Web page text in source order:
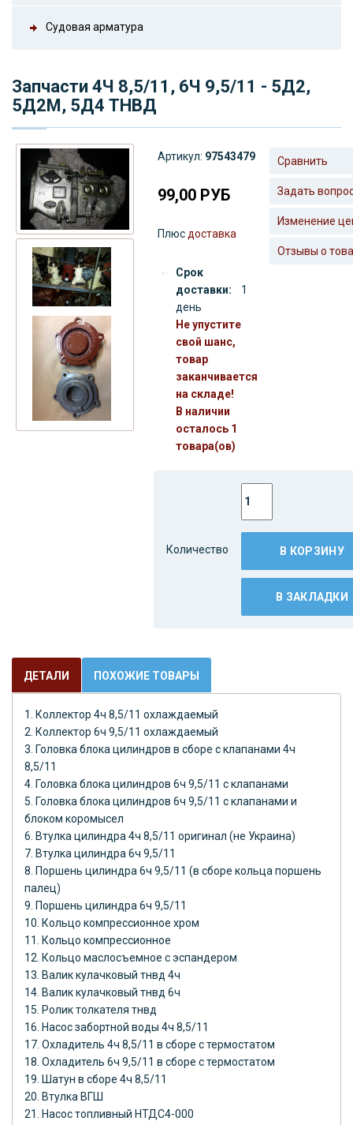
Судовая арматура
Запчасти 4Ч 8,5/11, 6Ч 9,5/11 - 5Д2,
5Д2М, 5Д4 ТНВД
Артикул: 97543479
99,00 РУБ
Плюс доставка
Срок
доставки:
1
день
Не упустите
свой шанс,
товар
заканчивается
на складе!
В наличии
осталось 1
товара(ов)
Сравнить
Задать
Изменение
Отзывы о
Количество В КОРЗИНУ
В ЗАКЛАДКИ
ДЕТАЛИ ПОХОЖИЕ ТОВАРЫ
1. Коллектор 4ч 8,5/11 охлаждаемый
2. Коллектор 6ч 9,5/11 охлаждаемый
3. Головка блока цилиндров в сборе с клапанами 4ч
8,5/11
4. Головка блока цилиндров 6ч 9,5/11 с клапанами
5. Головка блока цилиндров 6ч 9,5/11 с клапанами и
блоком коромысел
6. Втулка цилиндра 4ч 8,5/11 оригинал (не Украина)
7. Втулка цилиндра 6ч 9,5/11
8. Поршень цилиндра 6ч 9,5/11 (в сборе кольца поршень
палец)
9. Поршень цилиндра 6ч 9,5/11
10. Кольцо компрессионное хром
11. Кольцо компрессионное
12. Кольцо маслосъемное с эспандером
13. Валик кулачковый тнвд 4ч
14. Валик кулачковый тнвд 6ч
15. Ролик толкателя тнвд
16. Насос забортной воды 4ч 8,5/11
17. Охладитель 4ч 8,5/11 в сборе с термостатом
18. Охладитель 6ч 9,5/11 в сборе с термостатом
19. Шатун в сборе 4ч 8,5/11
20. Втулка ВГШ
21. Насос топливный НТДС4-000